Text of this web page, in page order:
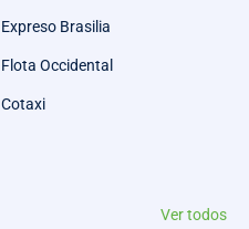
Expreso Brasilia
Flota Occidental
Cotaxi
Ver todos